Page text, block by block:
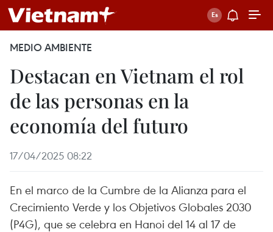
MEDIO AMBIENTE
Destacan en Vietnam el rol
de las personas en la
economía del futuro
17/04/2025 08:22
En el marco de la Cumbre de la Alianza para el
Crecimiento Verde y los Objetivos Globales 2030
(P4G), que se celebra en Hanoi del 14 al 17 de